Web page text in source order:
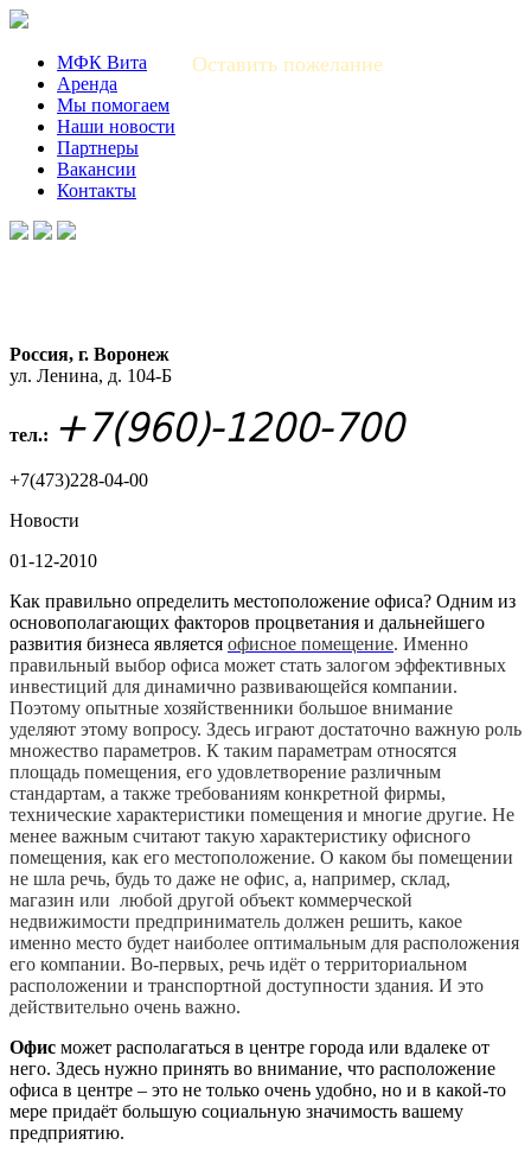
Оставить пожелание
МФК Вита
Аренда
Мы помогаем
Наши новости
Партнеры
Вакансии
Контакты
Россия, г. Воронеж
ул. Ленина, д. 104-Б
тел.: +7(960)-1200-700
+7(473)228-04-00
Новости
01-12-2010
Как правильно определить местоположение офиса? Одним из
основополагающих факторов процветания и дальнейшего
развития бизнеса является офисное помещение. Именно
правильный выбор офиса может стать залогом эффективных
инвестиций для динамично развивающейся компании.
Поэтому опытные хозяйственники большое внимание
уделяют этому вопросу. Здесь играют достаточно важную роль
множество параметров. К таким параметрам относятся
площадь помещения, его удовлетворение различным
стандартам, а также требованиям конкретной фирмы,
технические характеристики помещения и многие другие. Не
менее важным считают такую характеристику офисного
помещения, как его местоположение. О каком бы помещении
не шла речь, будь то даже не офис, а, например, склад,
магазин или любой другой объект коммерческой
недвижимости предприниматель должен решить, какое
именно место будет наиболее оптимальным для расположения
его компании. Во-первых, речь идёт о территориальном
расположении и транспортной доступности здания. И это
действительно очень важно.
Офис может располагаться в центре города или вдалеке от
него. Здесь нужно принять во внимание, что расположение
офиса в центре – это не только очень удобно, но и в какой-то
мере придаёт большую социальную значимость вашему
предприятию.